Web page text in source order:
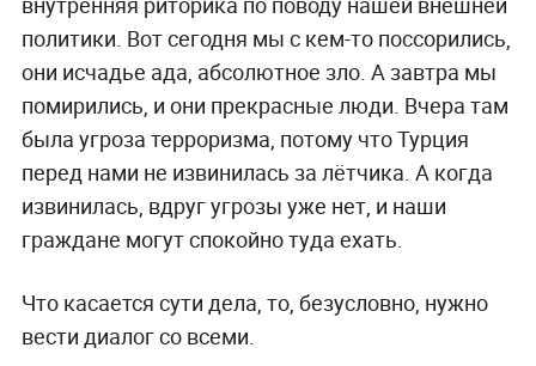
политики. Вот сегодня мы с кем-то поссорились,
они исчадье ада, абсолютное зло. А завтра мы
помирились, и они прекрасные люди. Вчера там
была угроза терроризма, потому что Турция
перед нами не извинилась за лётчика. А когда
извинилась, вдруг угрозы уже нет, и наши
граждане могут спокойно туда ехать.
Что касается сути дела, то, безусловно, нужно
вести диалог со всеми.